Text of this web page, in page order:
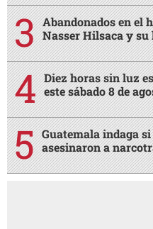
Abandonados en el
Nasser Hilsaca y
Diez horas sin luz
este sábado 8 de
Guatemala indaga
asesinaron a